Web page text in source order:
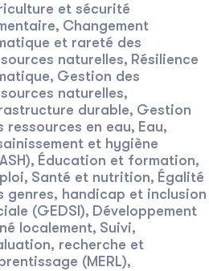
et sécurité
, Changement
et rareté des
naturelles, Résilience
, Gestion des
naturelles,
durable, Gestion
ressources en eau, Eau,
et hygiène
, Éducation et formation,
, Santé et nutrition, Égalité
genres, handicap et inclusion
(GEDSI), Développement
localement, Suivi,
recherche et
(MERL),